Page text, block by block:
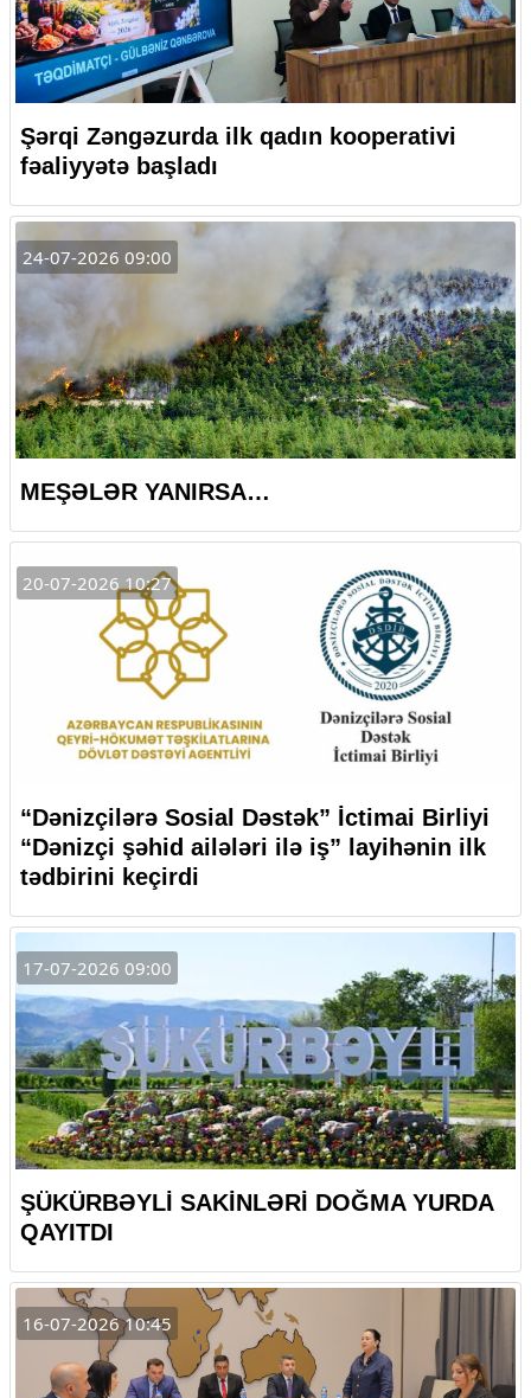
Şərqi Zəngəzurda ilk qadın kooperativi
fəaliyyətə başladı
24-07-2026 09:00
MEŞƏLƏR YANIRSA…
20-07-2026 10:27
“Dənizçilərə Sosial Dəstək” İctimai Birliyi
“Dənizçi şəhid ailələri ilə iş” layihənin ilk
tədbirini keçirdi
17-07-2026 09:00
ŞÜKÜRBƏYLİ SAKİNLƏRİ DOĞMA YURDA
QAYITDI
16-07-2026 10:45